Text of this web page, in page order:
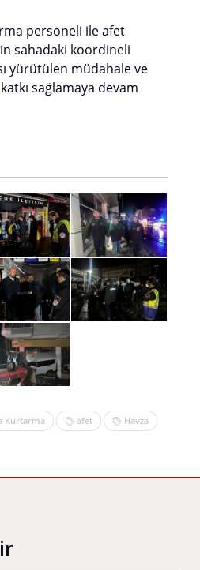
personeli ile afet
sahadaki koordineli
yürütülen müdahale ve
sağlamaya devam
Kurtarma afet Havza